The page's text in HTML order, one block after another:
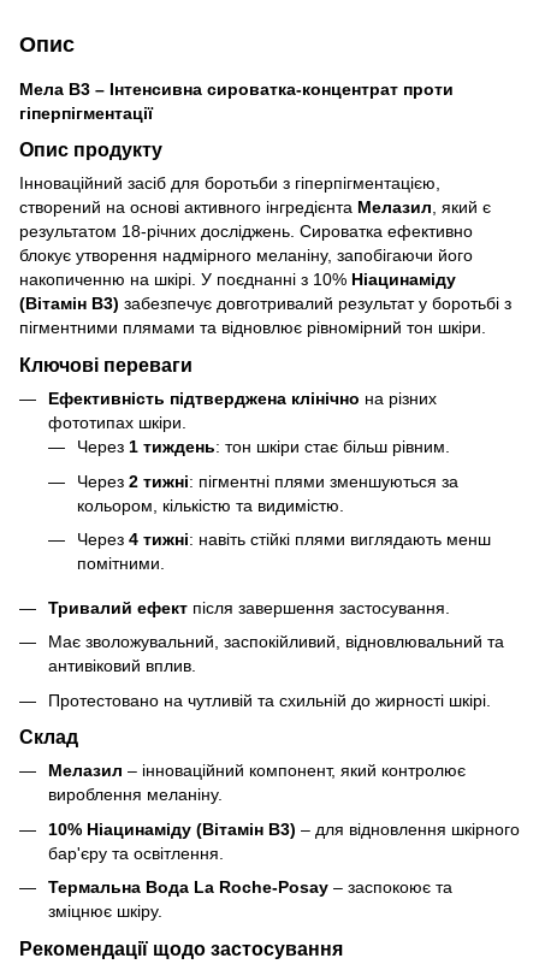
Опис
Мела В3 – Інтенсивна сироватка-концентрат проти
гіперпігментації
Опис продукту
Інноваційний засіб для боротьби з гіперпігментацією,
створений на основі активного інгредієнта Мелазил, який є
результатом 18-річних досліджень. Сироватка ефективно
блокує утворення надмірного меланіну, запобігаючи його
накопиченню на шкірі. У поєднанні з 10% Ніацинаміду
(Вітамін В3) забезпечує довготривалий результат у боротьбі з
пігментними плямами та відновлює рівномірний тон шкіри.
Ключові переваги
Ефективність підтверджена клінічно на різних
фототипах шкіри.
Через 1 тиждень: тон шкіри стає більш рівним.
Через 2 тижні: пігментні плями зменшуються за
кольором, кількістю та видимістю.
Через 4 тижні: навіть стійкі плями виглядають менш
помітними.
Тривалий ефект після завершення застосування.
Має зволожувальний, заспокійливий, відновлювальний та
антивіковий вплив.
Протестовано на чутливій та схильній до жирності шкірі.
Склад
Мелазил – інноваційний компонент, який контролює
вироблення меланіну.
10% Ніацинаміду (Вітамін В3) – для відновлення шкірного
бар'єру та освітлення.
Термальна Вода La Roche-Posay – заспокоює та
зміцнює шкіру.
Рекомендації щодо застосування